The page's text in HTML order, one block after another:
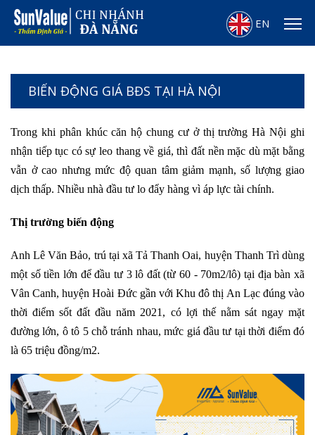
EN
BIẾN ĐỘNG GIÁ BĐS TẠI HÀ NỘI
Trong khi phân khúc căn hộ chung cư ở thị trường Hà Nội ghi
nhận tiếp tục có sự leo thang về giá, thì đất nền mặc dù mặt bằng
vẫn ở cao nhưng mức độ quan tâm giảm mạnh, số lượng giao
dịch thấp. Nhiều nhà đầu tư lo đẩy hàng vì áp lực tài chính.
Thị trường biến động
Anh Lê Văn Bảo, trú tại xã Tả Thanh Oai, huyện Thanh Trì dùng
một số tiền lớn để đầu tư 3 lô đất (từ 60 - 70m2/lô) tại địa bàn xã
Vân Canh, huyện Hoài Đức gần với Khu đô thị An Lạc đúng vào
thời điểm sốt đất đầu năm 2021, có lợi thế nằm sát ngay mặt
đường lớn, ô tô 5 chỗ tránh nhau, mức giá đầu tư tại thời điểm đó
là 65 triệu đồng/m2.